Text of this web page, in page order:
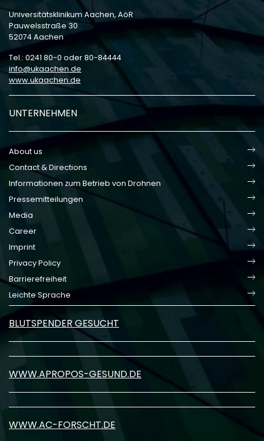
Universitätsklinikum Aachen, AöR
Pauwelsstraße 30
52074 Aachen
Tel.: 0241 80-0 oder 80-84444
info
ukaachen de
www.ukaachen.de
UNTERNEHMEN
About us
Contact & Directions
Informationen zum Betrieb von Drohnen
Pressemitteilungen
Media
Career
Imprint
Privacy Policy
Barrierefreiheit
Leichte Sprache
BLUTSPENDER GESUCHT
WWW.APROPOS-GESUND.DE
WWW.AC-FORSCHT.DE